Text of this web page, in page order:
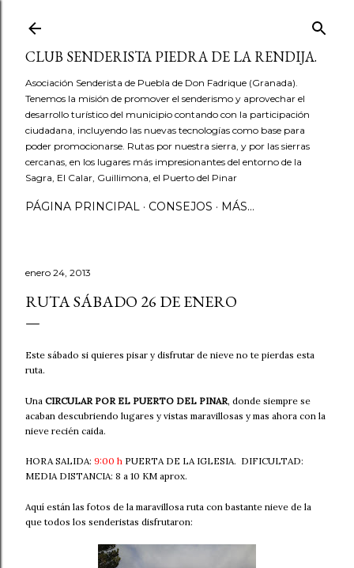
CLUB SENDERISTA PIEDRA DE LA RENDIJA.
Asociación Senderista de Puebla de Don Fadrique (Granada).
Tenemos la misión de promover el senderismo y aprovechar el
desarrollo turístico del municipio contando con la participación
ciudadana, incluyendo las nuevas tecnologías como base para
poder promocionarse. Rutas por nuestra sierra, y por las sierras
cercanas, en los lugares más impresionantes del entorno de la
Sagra, El Calar, Guillimona, el Puerto del Pinar
PÁGINA PRINCIPAL CONSEJOS MÁS…
enero 24, 2013
RUTA SÁBADO 26 DE ENERO
Este sábado si quieres pisar y disfrutar de nieve no te pierdas esta
ruta.
Una CIRCULAR POR EL PUERTO DEL PINAR, donde siempre se
acaban descubriendo lugares y vistas maravillosas y mas ahora con la
nieve recién caida.
HORA SALIDA: 9:00 h PUERTA DE LA IGLESIA. DIFICULTAD:
MEDIA DISTANCIA: 8 a 10 KM aprox.
Aquí están las fotos de la maravillosa ruta con bastante nieve de la
que todos los senderistas disfrutaron: